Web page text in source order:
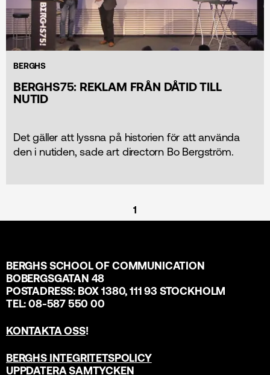
BERGHS
BERGHS75: REKLAM FRÅN DÅTID TILL
NUTID
Det gäller att lyssna på historien för att använda
den i nutiden, sade art directorn Bo Bergström.
1
BERGHS SCHOOL OF COMMUNICATION
BOBERGSGATAN 48
POSTADRESS: BOX 1380, 111 93 STOCKHOLM
TEL: 08-587 550 00
KONTAKTA OSS!
BERGHS INTEGRITETSPOLICY
UPPDATERA SAMTYCKEN